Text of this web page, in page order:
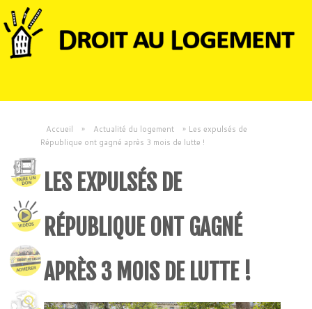
Accueil » Actualité du logement » Les expulsés de
République ont gagné après 3 mois de lutte !
LES EXPULSÉS DE
RÉPUBLIQUE ONT GAGNÉ
APRÈS 3 MOIS DE LUTTE !